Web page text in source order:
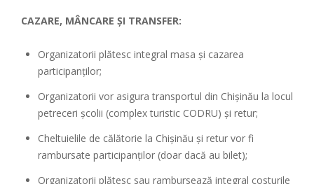
CAZARE, MÂNCARE ȘI TRANSFER:
Organizatorii plătesc integral masa și cazarea
participanților;
Organizatorii vor asigura transportul din Chișinău la locul
petreceri școlii (complex turistic CODRU) și retur;
Cheltuielile de călătorie la Chișinău și retur vor fi
rambursate participanților (doar dacă au bilet);
Organizatorii plătesc sau rambursează integral costurile